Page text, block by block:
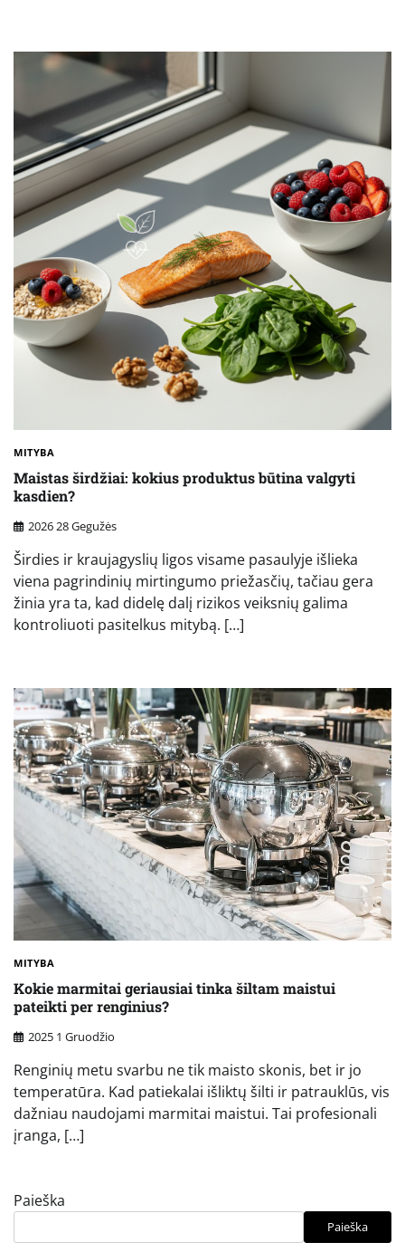
MITYBA
Maistas širdžiai: kokius produktus būtina valgyti
kasdien?
2026 28 Gegužės
Širdies ir kraujagyslių ligos visame pasaulyje išlieka
viena pagrindinių mirtingumo priežasčių, tačiau gera
žinia yra ta, kad didelę dalį rizikos veiksnių galima
kontroliuoti pasitelkus mitybą. […]
MITYBA
Kokie marmitai geriausiai tinka šiltam maistui
pateikti per renginius?
2025 1 Gruodžio
Renginių metu svarbu ne tik maisto skonis, bet ir jo
temperatūra. Kad patiekalai išliktų šilti ir patrauklūs, vis
dažniau naudojami marmitai maistui. Tai profesionali
įranga, […]
Paieška
Paieška